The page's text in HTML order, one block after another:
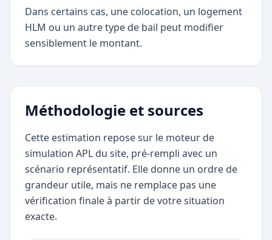
Dans certains cas, une colocation, un logement
HLM ou un autre type de bail peut modifier
sensiblement le montant.
Méthodologie et sources
Cette estimation repose sur le moteur de
simulation APL du site, pré-rempli avec un
scénario représentatif. Elle donne un ordre de
grandeur utile, mais ne remplace pas une
vérification finale à partir de votre situation
exacte.